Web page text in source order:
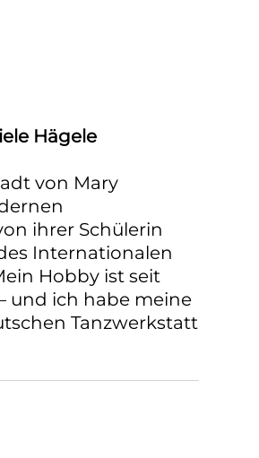
Hägele
von Mary
ihrer Schülerin
Internationalen
Hobby ist seit
und ich habe meine
Tanzwerkstatt